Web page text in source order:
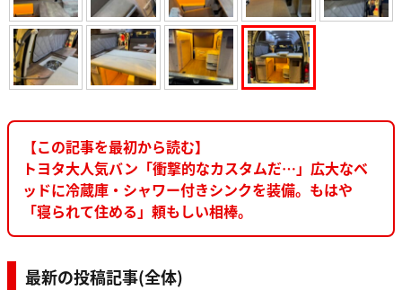
【この記事を最初から読む】
トヨタ大人気バン「衝撃的なカスタムだ…」広大なベ
ッドに冷蔵庫・シャワー付きシンクを装備。もはや
「寝られて住める」頼もしい相棒。
最新の投稿記事(全体)